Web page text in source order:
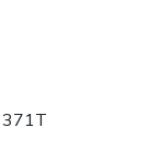
371T